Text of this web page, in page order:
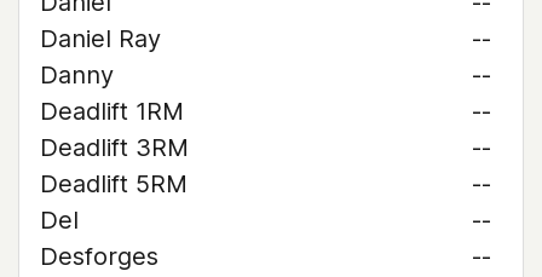
Daniel Ray
--
Danny
--
Deadlift 1RM
--
Deadlift 3RM
--
Deadlift 5RM
--
Del
--
Desforges
--